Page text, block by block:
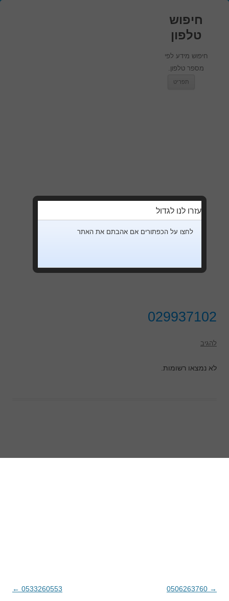
חיפוש
טלפון
חיפוש מידע לפי
מספר טלפון.
תפריט
029937102
להגיב
לא נמצאו רשומות.
ניווט בפוסטים
→
0533260553
←
עזרו לנו לגדול
לחצו על הכפתורים אם אהבתם את האתר